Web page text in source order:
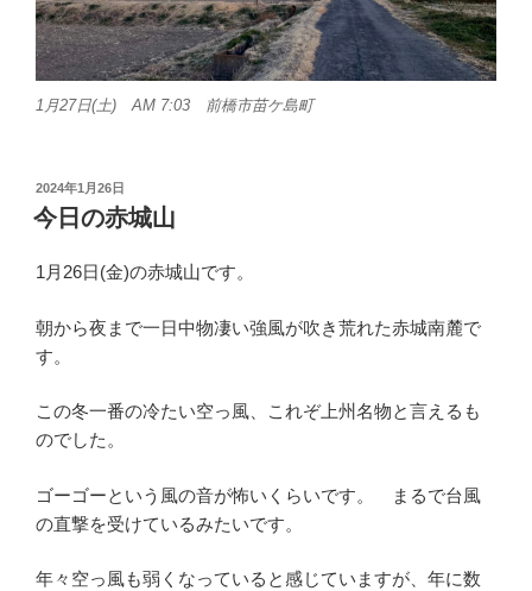
1月27日(土) AM 7:03 前橋市苗ケ島町
投
稿
日:
2024年1月26日
今日の赤城山
1月26日(金)の赤城山です。
朝から夜まで一日中物凄い強風が吹き荒れた赤城南麓で
す。
この冬一番の冷たい空っ風、これぞ上州名物と言えるも
のでした。
ゴーゴーという風の音が怖いくらいです。 まるで台風
の直撃を受けているみたいです。
年々空っ風も弱くなっていると感じていますが、年に数